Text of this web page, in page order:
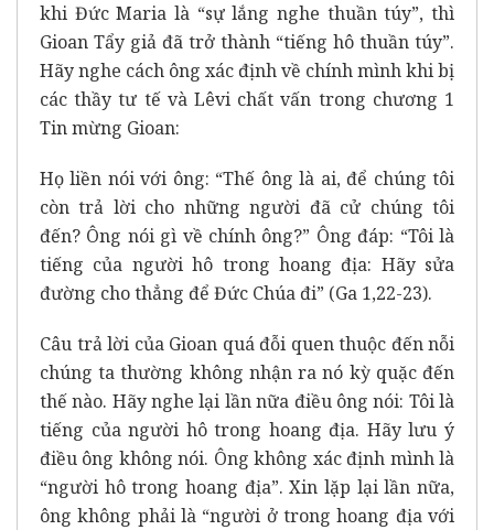
khi Đức Maria là “sự lắng nghe thuần túy”, thì
Gioan Tẩy giả đã trở thành “tiếng hô thuần túy”.
Hãy nghe cách ông xác định về chính mình khi bị
các thầy tư tế và Lêvi chất vấn trong chương 1
Tin mừng Gioan:
Họ liền nói với ông: “Thế ông là ai, để chúng tôi
còn trả lời cho những người đã cử chúng tôi
đến? Ông nói gì về chính ông?” Ông đáp: “Tôi là
tiếng của người hô trong hoang địa: Hãy sửa
đường cho thẳng để Đức Chúa đi” (Ga 1,22-23).
Câu trả lời của Gioan quá đỗi quen thuộc đến nỗi
chúng ta thường không nhận ra nó kỳ quặc đến
thế nào. Hãy nghe lại lần nữa điều ông nói: Tôi là
tiếng của người hô trong hoang địa. Hãy lưu ý
điều ông không nói. Ông không xác định mình là
“người hô trong hoang địa”. Xin lặp lại lần nữa,
ông không phải là “người ở trong hoang địa với